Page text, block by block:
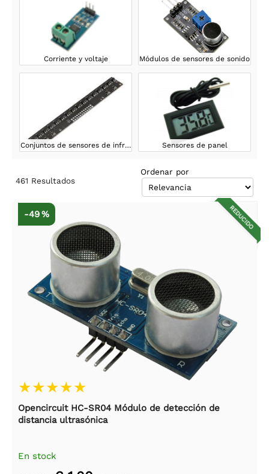
Corriente y voltaje Módulos de sensores de sonido
Conjuntos de sensores de infrarrojos Sensores de panel
461 Resultados
Ordenar por
REDUCIDO
-49 %
Opencircuit HC-SR04 Módulo de detección de
distancia ultrasónica
En stock